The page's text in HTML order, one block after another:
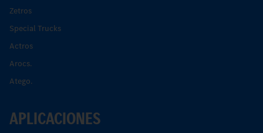
Zetros
Special Trucks
Actros
Arocs.
Atego.
APLICACIONES